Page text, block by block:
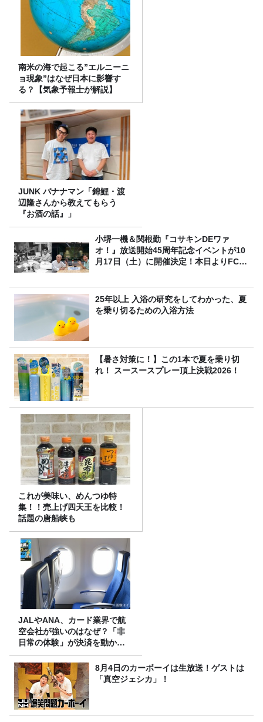
南米の海で起こる”エルニーニ
ョ現象”はなぜ日本に影響す
る？【気象予報士が解説】
JUNK バナナマン「錦鯉・渡
辺隆さんから教えてもらう
『お酒の話』」
小堺一機＆関根勤『コサキンDEワァ
オ！』放送開始45周年記念イベントが10
月17日（土）に開催決定！本日よりFC先
25年以上 入浴の研究をしてわかった、夏
を乗り切るための入浴方法
【暑さ対策に！】この1本で夏を乗り切
れ！ スースースプレー頂上決戦2026！
これが美味い、めんつゆ特
集！！売上げ四天王を比較！
話題の唐船峡も
JALやANA、カード業界で航
空会社が強いのはなぜ？「非
日常の体験」が決済を動かす
理由
8月4日のカーボーイは生放送！ゲストは
「真空ジェシカ」！